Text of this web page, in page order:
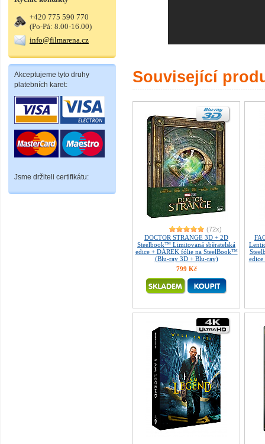
+420 775 590 770
(Po-Pá: 8.00-16.00)
info@filmarena.cz
Akceptujeme tyto druhy
platebních karet:
Jsme držiteli certifikátu:
Související
(72x)
DOCTOR STRANGE 3D + 2D
Steelbook™ Limitovaná sběratelská
edice + DÁREK fólie na SteelBook™
(Blu-ray 3D + Blu-ray)
799 Kč